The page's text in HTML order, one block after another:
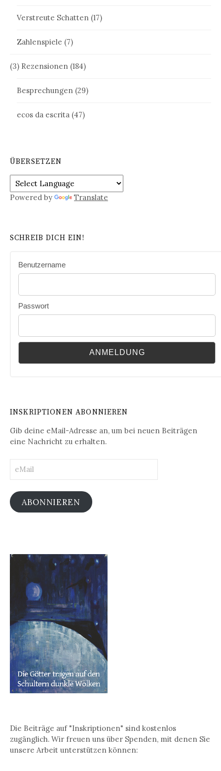
Verstreute Schatten (17)
Zahlenspiele (7)
(3) Rezensionen (184)
Besprechungen (29)
ecos da escrita (47)
ÜBERSETZEN
Powered by Translate
SCHREIB DICH EIN!
Benutzername
Passwort
INSKRIPTIONEN ABONNIEREN
Gib deine eMail-Adresse an, um bei neuen Beiträgen
eine Nachricht zu erhalten.
ABONNIEREN
Die Beiträge auf "Inskriptionen" sind kostenlos
zugänglich. Wir freuen uns über Spenden, mit denen Sie
unsere Arbeit unterstützen können: